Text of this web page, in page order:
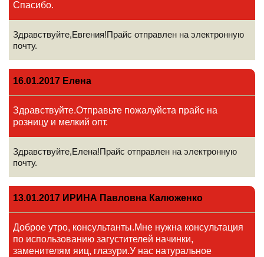
Спасибо.
Здравствуйте,Евгения!Прайс отправлен на электронную
почту.
16.01.2017 Елена
Здравствуйте.Отправьте пожалуйста прайс на
розницу и мелкий опт.
Здравствуйте,Елена!Прайс отправлен на электронную
почту.
13.01.2017 ИРИНА Павловна Калюженко
Доброе утро, консультанты.Мне нужна консультация
по использованию загустителей начинки,
заменителям яиц, глазури.У нас натуральное